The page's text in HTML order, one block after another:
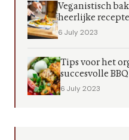
Veganistisch
heerlijke
6 July 2023
Tips voor het
succesvolle BBQ
6 July 2023